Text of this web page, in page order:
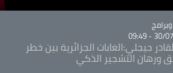
30/07/
جيجلي:الغابات الجزائرية بين خطر
ورهان التشجير الذكي